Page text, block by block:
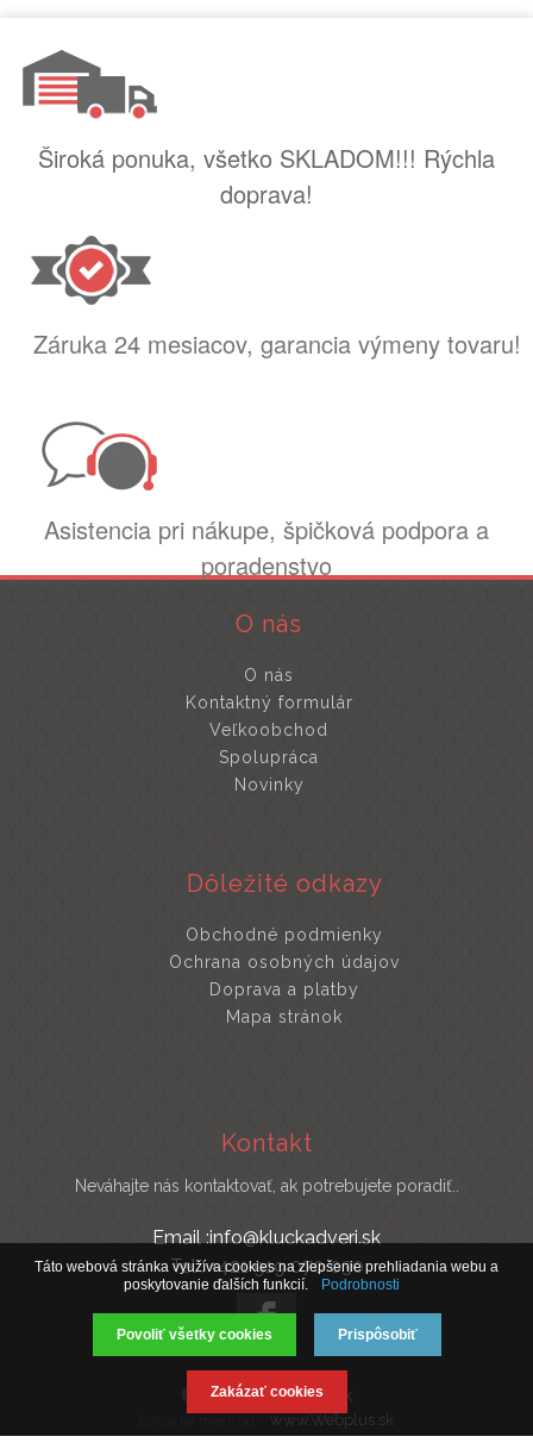
Široká ponuka, všetko SKLADOM!!! Rýchla
doprava!
Záruka 24 mesiacov, garancia výmeny tovaru!
Asistencia pri nákupe, špičková podpora a
poradenstvo
O nás
O nás
Kontaktný formulár
Veľkoobchod
Spolupráca
Novinky
Dôležité odkazy
Obchodné podmienky
Ochrana osobných údajov
Doprava a platby
Mapa stránok
Kontakt
Neváhajte nás kontaktovať, ak potrebujete poradiť..
Email :info@kluckadveri.sk
Tel : +421 919 070 030
© 2019 Kluckadveri.sk
www.Webplus.sk
Táto webová stránka využíva cookies na zlepšenie prehliadania webu a
poskytovanie ďalších funkcií.
Podrobnosti
Povoliť všetky cookies Prispôsobiť
Zakázať cookies